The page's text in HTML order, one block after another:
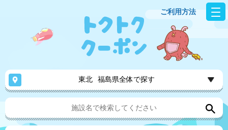
ご利用方法
東北 福島県全体で探す